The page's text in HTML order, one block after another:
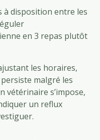
à disposition entre les
en 3 repas plutôt
les horaires,
malgré les
vétérinaire s’impose,
un reflux